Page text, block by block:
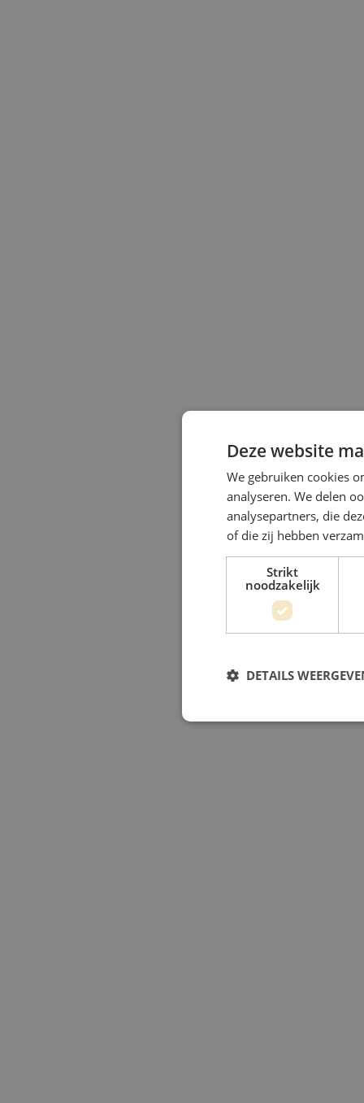
Deze website
We gebruiken cookies
analyseren. We delen
analysepartners, die
of die zij hebben
Strikt
noodzakelijk
DETAILS